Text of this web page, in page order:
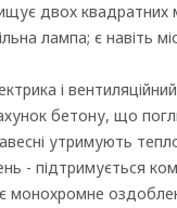
двох квадратних
лампа; є навіть
і
бетону, що
утримують
- підтримується